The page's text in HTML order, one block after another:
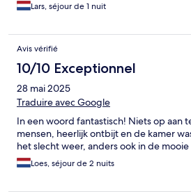
Lars, séjour de 1 nuit
Avis vérifié
10/10 Exceptionnel
28 mai 2025
Traduire avec Google
In een woord fantastisch! Niets op aan
mensen, heerlijk ontbijt en de kamer
het slecht weer, anders ook in de
Loes, séjour de 2 nuits